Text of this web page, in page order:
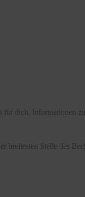
für dich. Informationen
breitesten Stelle des